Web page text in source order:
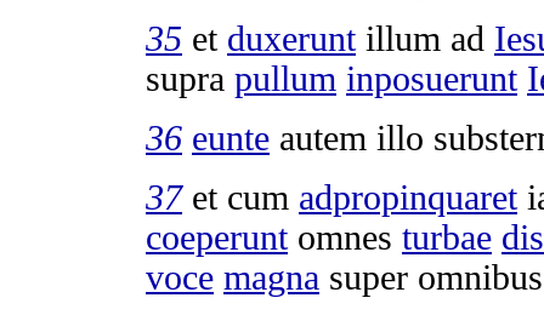
35 et duxeruntillum ad
supra pullum inposuerunt
36 eunte autem illo
37et cum adpropinquaret
coeperuntomnes turbae
voce magna super